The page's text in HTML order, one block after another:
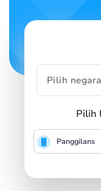
Pilih
Panggilans